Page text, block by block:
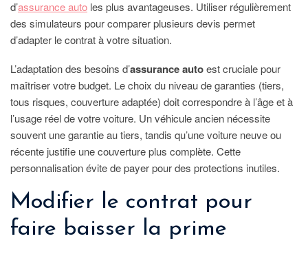
d’assurance auto les plus avantageuses. Utiliser régulièrement
des simulateurs pour comparer plusieurs devis permet
d’adapter le contrat à votre situation.
L’adaptation des besoins d’assurance autoest cruciale pour
maîtriser votre budget. Le choix du niveau de garanties (tiers,
tous risques, couverture adaptée) doit correspondre à l’âge et à
l’usage réel de votre voiture. Un véhicule ancien nécessite
souvent une garantie au tiers, tandis qu’une voiture neuve ou
récente justifie une couverture plus complète. Cette
personnalisation évite de payer pour des protections inutiles.
Modifier le contrat pour
faire baisser la prime